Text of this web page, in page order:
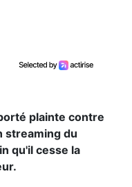
plainte contre
streaming du
qu'il cesse la